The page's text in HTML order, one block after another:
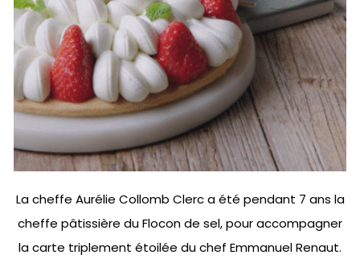
La cheffe Aurélie Collomb Clerc a été pendant 7 ans la
cheffe pâtissière du Flocon de sel, pour accompagner
la carte triplement étoilée du chef Emmanuel Renaut.